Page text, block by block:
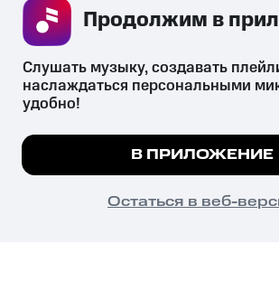
СКАЧАТЬ
психотропных веществ, их аналогов
их незаконный оборот запрещён и влечёт
законодательством ответственность.
© 2026 ООО «КИОН».
Все права защищены
Мы используем куки, чтобы на
Подробнее
ПОНЯТНО
Слушать музыку, создавать
наслаждаться персональными
удобно!
В ПРИЛОЖЕНИЕ
Остаться в веб-